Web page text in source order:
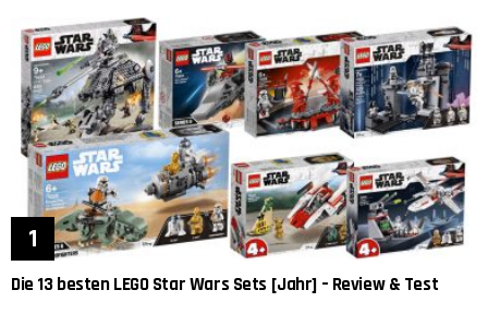
Die 13 besten LEGO Star Wars Sets [Jahr] – Review & Test